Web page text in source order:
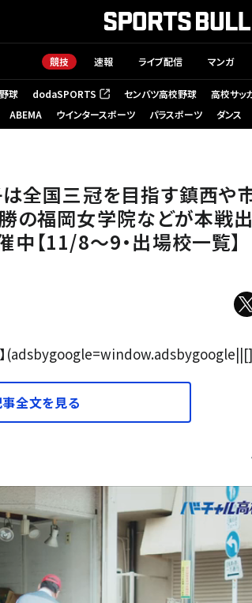
競技 速報 ライブ配信 マンガ
球 dodaSPORTS
（新しいタブで開く） センバツ高校野球 高校サッ
ABEMA
ウインタースポーツ パラスポーツ ダンス
全国三冠を目指す鎮西や
の福岡女学院などが本戦
【11/8～9・出場校一覧】
ル】
全文を見る